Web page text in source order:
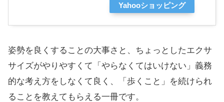
Yahooショッピング
姿勢を良くすることの大事さと、ちょっとしたエクサ
サイズがやりやすくて「やらなくてはいけない」義務
的な考え方をしなくて良く、「歩くこと」を続けられ
ることを教えてもらえる一冊です。